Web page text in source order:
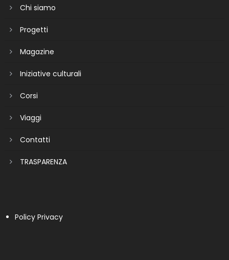
Chi siamo
Progetti
Magazine
Iniziative culturali
Corsi
Viaggi
Contatti
TRASPARENZA
Policy Privacy